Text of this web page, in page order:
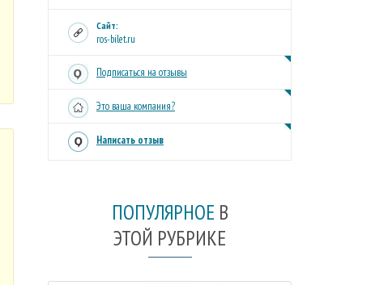
Сайт:
ros-bilet.ru
Подписаться на отзывы
Это ваша компания?
Написать отзыв
ПОПУЛЯРНОЕ В
ЭТОЙ РУБРИКЕ